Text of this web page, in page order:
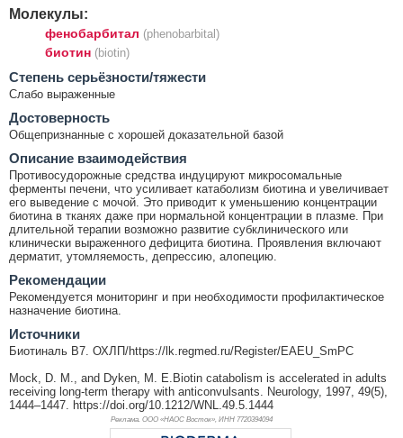
Молекулы:
фенобарбитал (phenobarbital)
биотин (biotin)
Cтепень серьёзности/тяжести
Слабо выраженные
Достоверность
Общепризнанные с хорошей доказательной базой
Описание взаимодействия
Противосудорожные средства индуцируют микросомальные
ферменты печени, что усиливает катаболизм биотина и увеличивает
его выведение с мочой. Это приводит к уменьшению концентрации
биотина в тканях даже при нормальной концентрации в плазме. При
длительной терапии возможно развитие субклинического или
клинически выраженного дефицита биотина. Проявления включают
дерматит, утомляемость, депрессию, алопецию.
Рекомендации
Рекомендуется мониторинг и при необходимости профилактическое
назначение биотина.
Источники
Биотиналь B7. ОХЛП/https://lk.regmed.ru/Register/EAEU_SmPC
Mock, D. M., and Dyken, M. E.Biotin catabolism is accelerated in adults
receiving long-term therapy with anticonvulsants. Neurology, 1997, 49(5),
1444–1447. https://doi.org/10.1212/WNL.49.5.1444
Реклама. ООО «НАОС Восток», ИНН 7720394094